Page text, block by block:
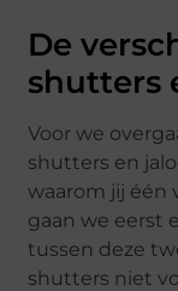
De
shutters
Voor we
shutters en
waarom jij één
gaan we eerst
tussen deze
shutters niet